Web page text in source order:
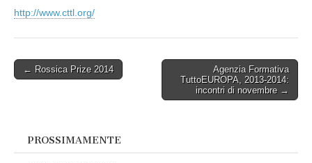
http://www.cttl.org/
Post
← Rossica Prize 2014
Agenzia Formativa
TuttoEUROPA, 2013-2014:
incontri di novembre →
PROSSIMAMENTE